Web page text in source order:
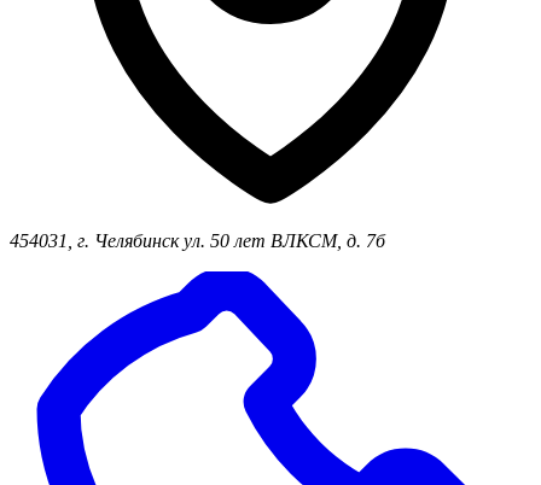
454031, г. Челябинск ул. 50 лет ВЛКСМ, д. 7б